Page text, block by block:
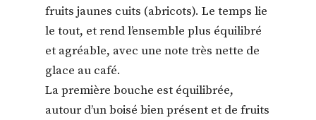
fruits jaunes cuits (abricots). Le temps lie
le tout, et rend l’ensemble plus équilibré
et agréable, avec une note très nette de
glace au café.
La première bouche est équilibrée,
autour d’un boisé bien présent et de fruits